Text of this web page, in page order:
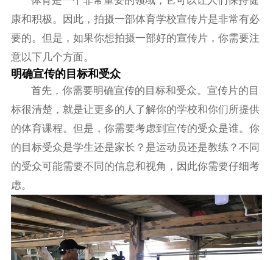
康和积极。因此，拍摄一部体育学校宣传片是非常有必
要的。但是，如果你想拍摄一部好的宣传片，你需要注
意以下几个方面。
明确宣传的目标和受众
首先，你需要明确宣传的目标和受众。宣传片的目
标很清楚，就是让更多的人了解你的学校和你们所提供
的体育课程。但是，你需要考虑到宣传的受众是谁。你
的目标受众是学生还是家长？是运动员还是教练？不同
的受众可能需要不同的信息和视角，因此你需要仔细考
虑。